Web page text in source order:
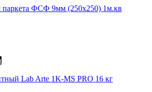
паркета ФСФ 9мм (250х250) 1м.кв
Lab Arte 1K-MS PRO 16 кг